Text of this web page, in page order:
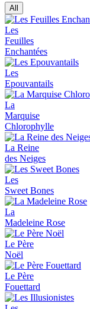
All
Les
Feuilles
Enchantées
Les
Epouvantails
La
Marquise
Chlorophylle
La Reine
des Neiges
Les
Sweet Bones
La
Madeleine Rose
Le Père
Noël
Le Père
Fouettard